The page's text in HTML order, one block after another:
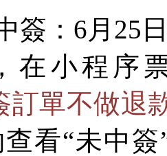
：6月25日
在小程序
訂單不做退
看“未中